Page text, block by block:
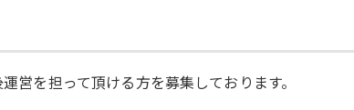
営を担って頂ける方を募集しております。